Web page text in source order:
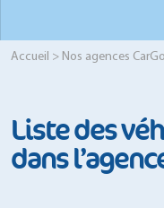
Accueil > Nos agences CarGo
Liste des
dans